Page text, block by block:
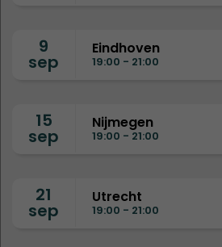
9
sep
Eindhoven
19:00 - 21:00
15
sep
Nijmegen
19:00 - 21:00
21
sep
Utrecht
19:00 - 21:00